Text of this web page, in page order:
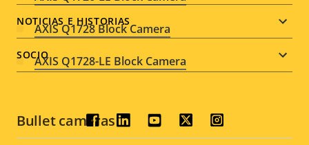
AXIS Q1728 Block Camera
AXIS Q1728-LE Block Camera
Bullet cameras
NOTICIAS E HISTORIAS
SOCIO
Social